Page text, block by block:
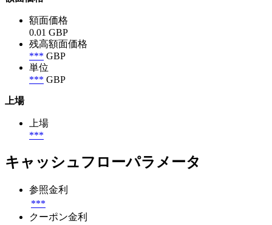
額面価格
0.01 GBP
残高額面価格
*** GBP
単位
*** GBP
上場
上場
***
キャッシュフローパラメータ
参照金利
***
クーポン金利